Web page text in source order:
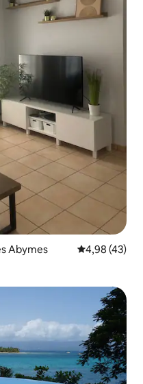
Abymes Évaluation
4,98 (43)